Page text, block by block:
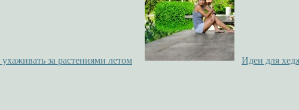
за растениями летом
Идеи для